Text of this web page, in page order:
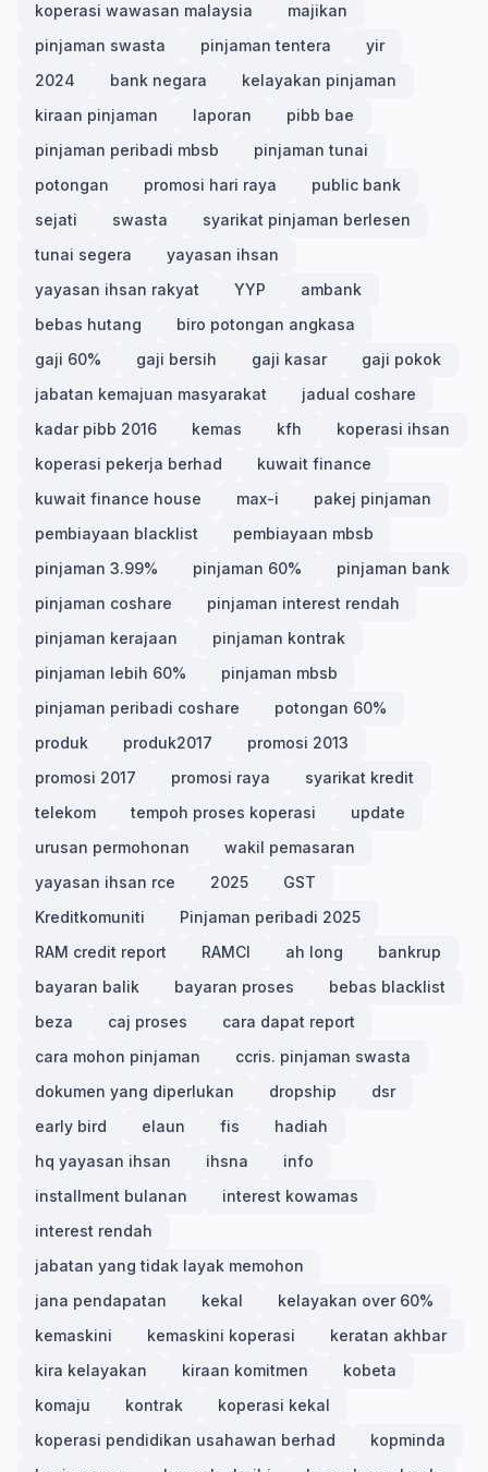
koperasi wawasan malaysia
majikan
pinjaman swasta
pinjaman tentera
yir
2024
bank negara
kelayakan pinjaman
kiraan pinjaman
laporan
pibb bae
pinjaman peribadi mbsb
pinjaman tunai
potongan
promosi hari raya
public bank
sejati
swasta
syarikat pinjaman berlesen
tunai segera
yayasan ihsan
yayasan ihsan rakyat
YYP
ambank
bebas hutang
biro potongan angkasa
gaji 60%
gaji bersih gaji kasar
gaji pokok
jabatan kemajuan masyarakat
jadual coshare
kadar pibb 2016
kemas kfh
koperasi ihsan
koperasi pekerja berhad
kuwait finance
kuwait finance house
max-i
pakej pinjaman
pembiayaan blacklist
pembiayaan mbsb
pinjaman 3.99%
pinjaman 60%
pinjaman bank
pinjaman coshare
pinjaman interest rendah
pinjaman kerajaan
pinjaman kontrak
pinjaman lebih 60%
pinjaman mbsb
pinjaman peribadi coshare
potongan 60%
produk
produk2017
promosi 2013
promosi 2017
promosi raya
syarikat kredit
telekom
tempoh proses koperasi
update
urusan permohonan
wakil pemasaran
yayasan ihsan rce
2025
GST
Kreditkomuniti
Pinjaman peribadi 2025
RAM credit report
RAMCI ah long
bankrup
bayaran balik
bayaran proses
bebas blacklist
beza
caj proses
cara dapat report
cara mohon pinjaman
ccris. pinjaman swasta
dokumen yang diperlukan
dropship
dsr
early bird
elaun fis
hadiah
hq yayasan ihsan
ihsna
info
installment bulanan
interest kowamas
interest rendah
jabatan yang tidak layak memohon
jana pendapatan
kekal
kelayakan over 60%
kemaskini
kemaskini koperasi
keratan akhbar
kira kelayakan
kiraan komitmen
kobeta
komaju
kontrak
koperasi kekal
koperasi pendidikan usahawan berhad
kopminda